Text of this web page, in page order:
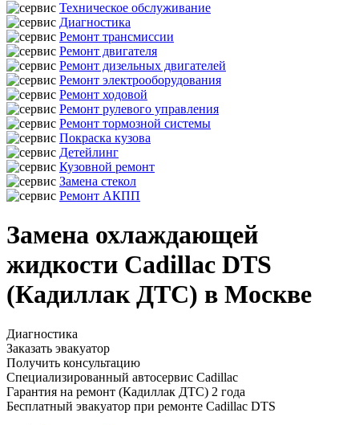
Техническое обслуживание
Диагностика
Ремонт трансмиссии
Ремонт двигателя
Ремонт дизельных двигателей
Ремонт электрооборудования
Ремонт ходовой
Ремонт рулевого управления
Ремонт тормозной системы
Покраска кузова
Детейлинг
Кузовной ремонт
Замена стекол
Ремонт АКПП
Замена охлаждающей
жидкости Cadillac DTS
(Кадиллак ДТС) в Москве
Диагностика
Заказать эвакуатор
Получить консультацию
Специализированный автосервис Cadillac
Гарантия на ремонт (Кадиллак ДТС) 2 года
Бесплатный эвакуатор при ремонте Cadillac DTS